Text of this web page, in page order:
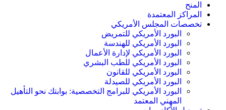
المنح
المراكز المعتمدة
تخصصات المجلس الأمريكي
البورد الأمريكي للتمريض
البورد الأمريكي للهندسة
البورد الأمريكي لإدارة الأعمال
البورد الأمريكي للطب البشري
البورد الأمريكي للقانون
البورد الأمريكي للصيدلة
البورد الأمريكي للبرامج التخصصية: بوابتك نحو التأهيل
المهني المعتمد